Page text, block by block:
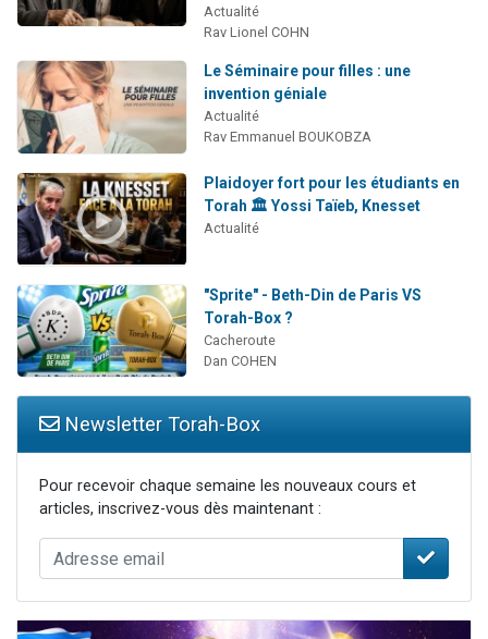
Actualité
Rav Lionel COHN
Le Séminaire pour filles : une
invention géniale
Actualité
Rav Emmanuel BOUKOBZA
Plaidoyer fort pour les étudiants en
Torah 🏛️ Yossi Taïeb, Knesset
Actualité
"Sprite" - Beth-Din de Paris VS
Torah-Box ?
Cacheroute
Dan COHEN
Newsletter Torah-Box
Pour recevoir chaque semaine les nouveaux cours et
articles, inscrivez-vous dès maintenant :